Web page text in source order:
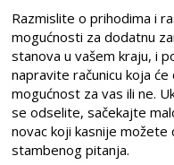
Razmislite o prihodima i
mogućnosti za dodatnu
stanova u vašem kraju, i
napravite računicu koja
mogućnost za vas ili ne.
se odselite, sačekajte
novac koji kasnije
stambenog pitanja.